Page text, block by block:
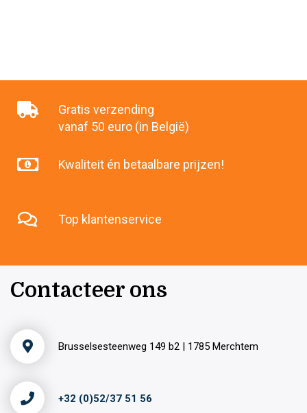
Gratis verzending
vanaf 50 euro (in België)
Kwaliteit én betaalbare prijzen!
Top klantenservice
Contacteer ons
Brusselsesteenweg 149 b2 | 1785 Merchtem
+32 (0)52/37 51 56